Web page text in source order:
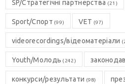
SP/Стратегічні партнерства (21)
Sport/Спорт (99) VET (97)
videorecordings/відеоматеріали
Youth/Молодь (242)
конкурси/результати (98)